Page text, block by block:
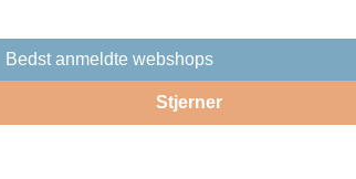
Bedst anmeldte webshops
Stjerner